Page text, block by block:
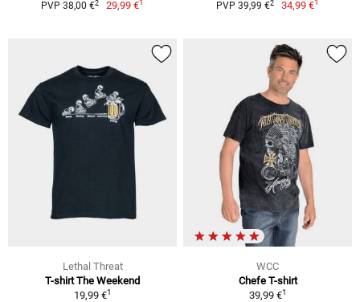
PVP 38,00 €2 29,99 €1 PVP 39,99 €2 34,99 €1
Lethal Threat
T-shirt The Weekend
19,99 €1
WCC
Chefe T-shirt
39,99 €1